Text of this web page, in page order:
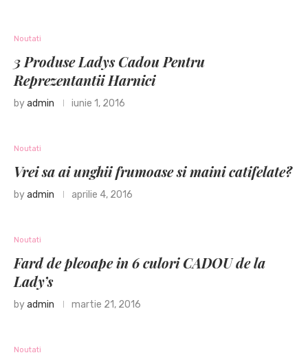
Noutati
3 Produse Ladys Cadou Pentru
Reprezentantii Harnici
byadmin iunie 1, 2016
Noutati
Vrei sa ai unghii frumoase si maini catifelate?
byadmin aprilie 4, 2016
Noutati
Fard de pleoape in 6 culori CADOU de la
Lady’s
byadmin martie 21, 2016
Noutati